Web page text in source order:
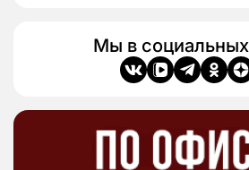
Мы в социальных